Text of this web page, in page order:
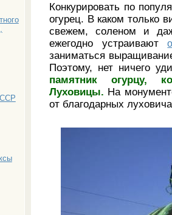
Конкурировать по
огурец. В каком только
свежем, соленом и
ежегодно устраивают
заниматься
Поэтому, нет ничего
памятник огурцу,
Луховицы. На
от благодарных